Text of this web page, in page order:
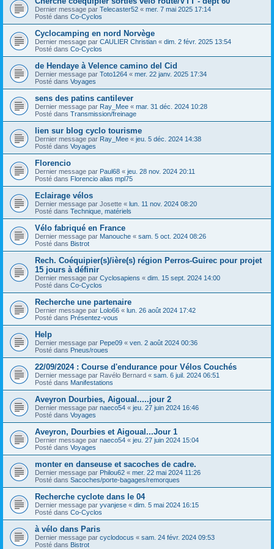
Dernier message par Telecaster52 « mer. 7 mai 2025 17:14
Posté dans Co-Cyclos
Cyclocamping en nord Norvège
Dernier message par CAULIER Christian « dim. 2 févr. 2025 13:54
Posté dans Co-Cyclos
de Hendaye à Velence camino del Cid
Dernier message par Toto1264 « mer. 22 janv. 2025 17:34
Posté dans Voyages
sens des patins cantilever
Dernier message par Ray_Mee « mar. 31 déc. 2024 10:28
Posté dans Transmission/freinage
lien sur blog cyclo tourisme
Dernier message par Ray_Mee « jeu. 5 déc. 2024 14:38
Posté dans Voyages
Florencio
Dernier message par Paul68 « jeu. 28 nov. 2024 20:11
Posté dans Florencio alias mpl75
Eclairage vélos
Dernier message par Josette « lun. 11 nov. 2024 08:20
Posté dans Technique, matériels
Vélo fabriqué en France
Dernier message par Manouche « sam. 5 oct. 2024 08:26
Posté dans Bistrot
Rech. Coéquipier(s)/ière(s) région Perros-Guirec pour projet
15 jours à définir
Dernier message par Cyclosapiens « dim. 15 sept. 2024 14:00
Posté dans Co-Cyclos
Recherche une partenaire
Dernier message par Lolo66 « lun. 26 août 2024 17:42
Posté dans Présentez-vous
Help
Dernier message par Pepe09 « ven. 2 août 2024 00:36
Posté dans Pneus/roues
22/09/2024 : Course d'endurance pour Vélos Couchés
Dernier message par Ravélo Bernard « sam. 6 juil. 2024 06:51
Posté dans Manifestations
Aveyron Dourbies, Aigoual.....jour 2
Dernier message par naeco54 « jeu. 27 juin 2024 16:46
Posté dans Voyages
Aveyron, Dourbies et Aigoual...Jour 1
Dernier message par naeco54 « jeu. 27 juin 2024 15:04
Posté dans Voyages
monter en danseuse et sacoches de cadre.
Dernier message par Philou62 « mer. 22 mai 2024 11:26
Posté dans Sacoches/porte-bagages/remorques
Recherche cyclote dans le 04
Dernier message par yvanjese « dim. 5 mai 2024 16:15
Posté dans Co-Cyclos
à vélo dans Paris
Dernier message par cyclodocus « sam. 24 févr. 2024 09:53
Posté dans Bistrot